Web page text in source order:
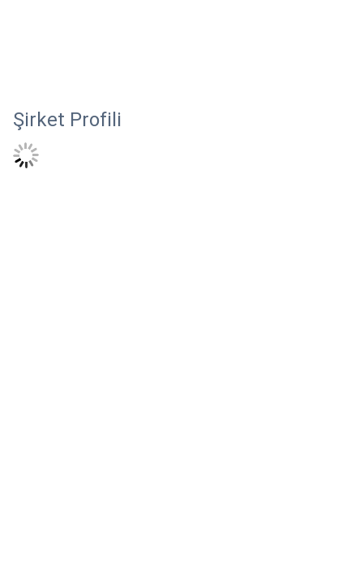
Şirket Profili